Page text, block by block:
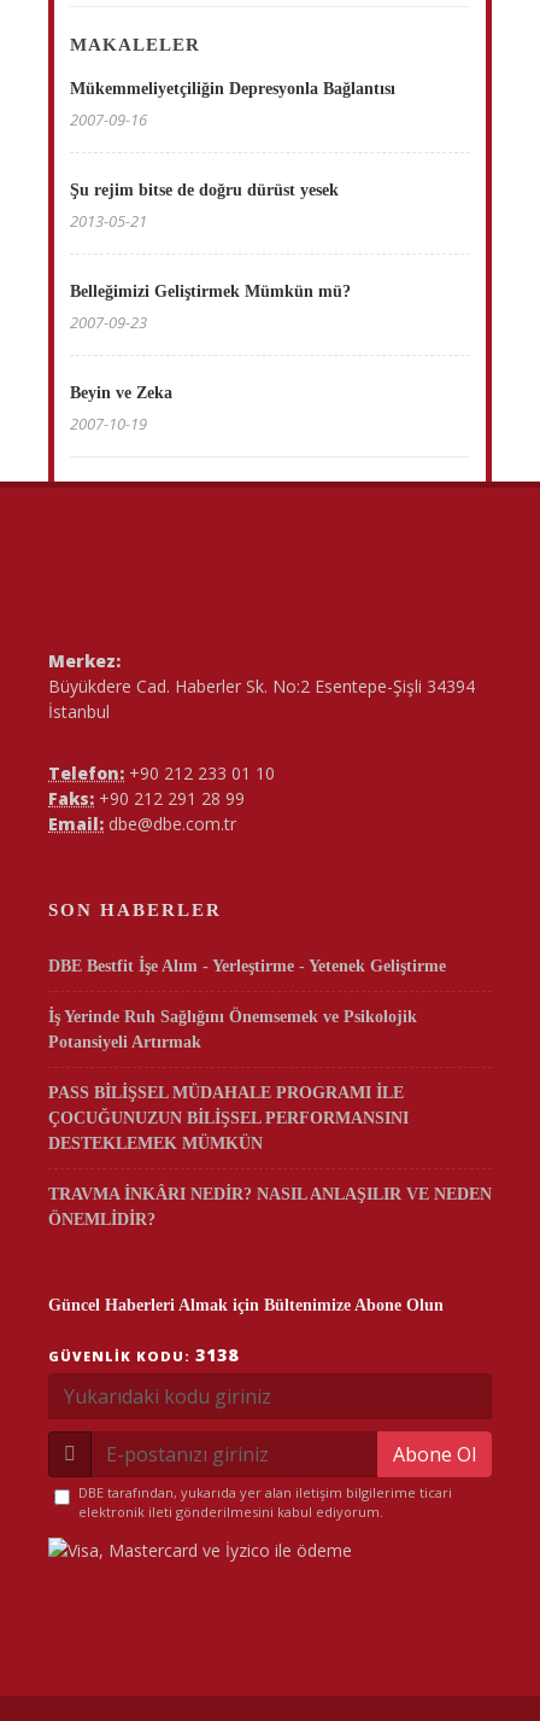
MAKALELER
Mükemmeliyetçiliğin Depresyonla Bağlantısı
2007-09-16
Şu rejim bitse de doğru dürüst yesek
2013-05-21
Belleğimizi Geliştirmek Mümkün mü?
2007-09-23
Beyin ve Zeka
2007-10-19
Merkez:
Büyükdere Cad. Haberler Sk. No:2 Esentepe-Şişli 34394
İstanbul
Telefon: +90 212 233 01 10
Faks: +90 212 291 28 99
Email: dbe@dbe.com.tr
SON HABERLER
DBE Bestfit İşe Alım - Yerleştirme - Yetenek Geliştirme
İş Yerinde Ruh Sağlığını Önemsemek ve Psikolojik
Potansiyeli Artırmak
PASS BİLİŞSEL MÜDAHALE PROGRAMI İLE
ÇOCUĞUNUZUN BİLİŞSEL PERFORMANSINI
DESTEKLEMEK MÜMKÜN
TRAVMA İNKÂRI NEDİR? NASIL ANLAŞILIR VE NEDEN
ÖNEMLİDİR?
Güncel Haberleri Almak için Bültenimize Abone Olun
GÜVENLIK KODU: 3138
Abone Ol
DBE tarafından, yukarıda yer alan iletişim bilgilerime ticari
elektronik ileti gönderilmesini kabul ediyorum.